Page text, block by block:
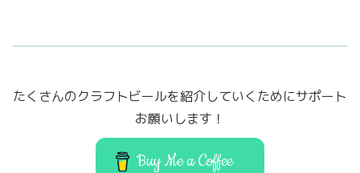
e
b
o
t
er
o
o
n
l
たくさんのクラフトビールを紹介していくためにサポート
お願いします！
Buy Me a Coffee